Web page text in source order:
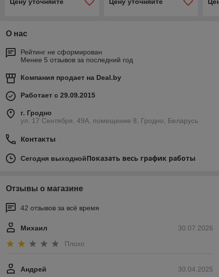
Цену уточняйте
Цену уточняйте
О нас
Рейтинг не сформирован
Менее 5 отзывов за последний год
Компания продает на Deal.by
Работает с 29.09.2015
г. Гродно
ул. 17 Сентября, 49А, помещение 8, Гродно, Беларусь
Контакты
Сегодня выходнойПоказать весь график работы
Отзывы о магазине
42 отзывов за всё время
30.07.2026
Михаил
Плохо
30.04.2025
Андрей